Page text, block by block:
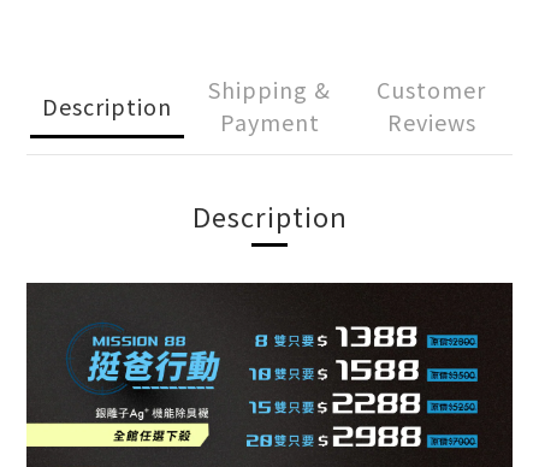
Description
Shipping &
Payment
Customer
Reviews
Description